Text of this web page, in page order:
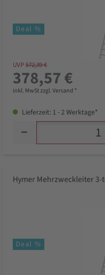
Deal %
UVP572,39 €
378,57 €
inkl. MwSt zzgl. Versand *
Lieferzeit: 1 - 2 Werktage*
Hymer Mehrzweckleiter 3-
Deal %